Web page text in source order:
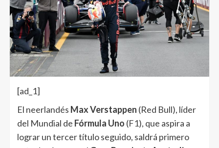
[ad_1]
El neerlandés Max Verstappen (Red Bull), líder
del Mundial de Fórmula Uno (F1), que aspira a
lograr un tercer título seguido, saldrá primero